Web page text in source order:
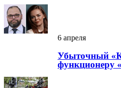
6 апреля
Убыточный
функционеру